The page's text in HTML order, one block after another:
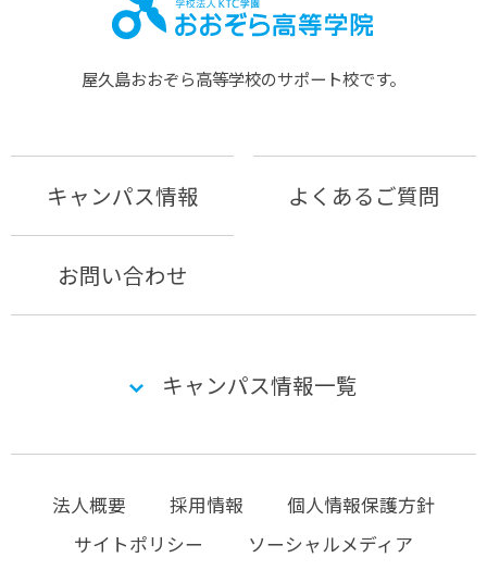
屋久島おおぞら⾼等学校のサポート校です。
キャンパス情報 よくあるご質問
お問い合わせ
キャンパス情報一覧
法人概要 採用情報
個人情報保護方針
サイトポリシー
ソーシャルメディア